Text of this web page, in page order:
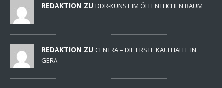
REDAKTION ZU DDR-KUNST IM ÖFFENTLICHEN RAUM
REDAKTION ZU CENTRA – DIE ERSTE KAUFHALLE IN
GERA